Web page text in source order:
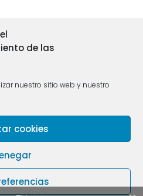
de las
nuestro sitio web y nuestro
cookies
Y HOSTING POR
PHISHING·